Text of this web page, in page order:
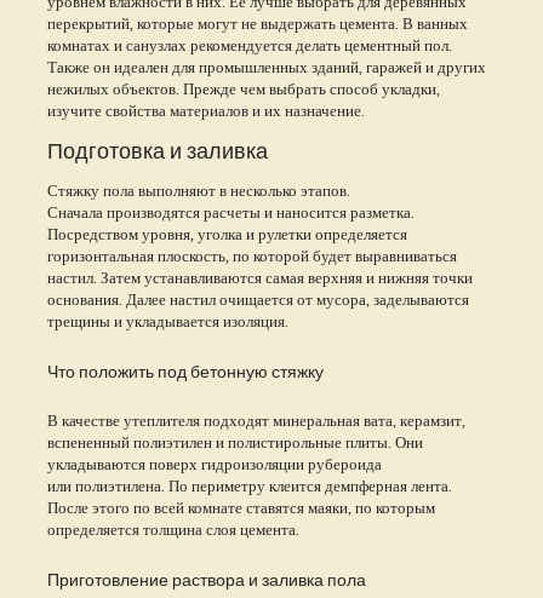
перекрытий, которые могут не выдержать цемента. В ванных
комнатах и санузлах рекомендуется делать цементный пол.
Также он идеален для промышленных зданий, гаражей и других
нежилых объектов. Прежде чем выбрать способ укладки,
изучите свойства материалов и их назначение.
Подготовка и заливка
Стяжку пола выполняют в несколько этапов.
Сначала производятся расчеты и наносится разметка.
Посредством уровня, уголка и рулетки определяется
горизонтальная плоскость, по которой будет выравниваться
настил. Затем устанавливаются самая верхняя и нижняя точки
основания. Далее настил очищается от мусора, заделываются
трещины и укладывается изоляция.
Что положить под бетонную стяжку
В качестве утеплителя подходят минеральная вата, керамзит,
вспененный полиэтилен и полистирольные плиты. Они
укладываются поверх гидроизоляции рубероида
или полиэтилена. По периметру клеится демпферная лента.
После этого по всей комнате ставятся маяки, по которым
определяется толщина слоя цемента.
Приготовление раствора и заливка пола